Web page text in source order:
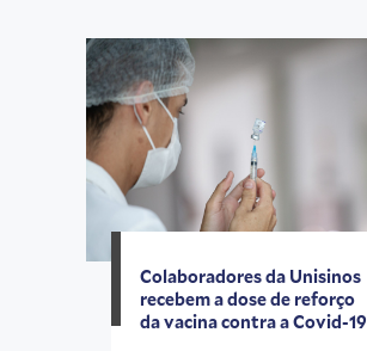
Colaboradores da Unisinos
recebem a dose de reforço
da vacina contra a Covid-19